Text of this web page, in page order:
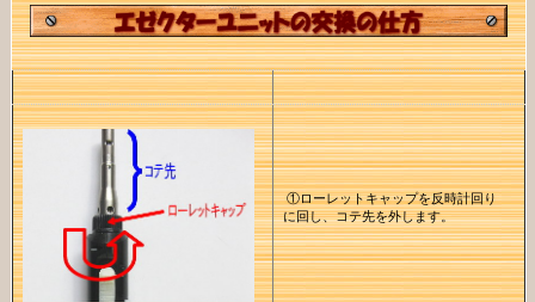
①ローレットキャップを反時計回り
に回し、コテ先を外します。